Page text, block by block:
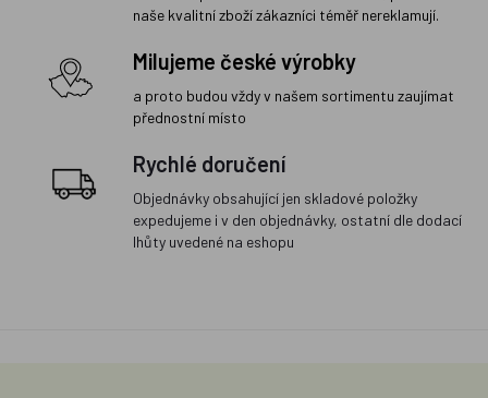
naše kvalitní zboží zákazníci téměř nereklamují.
Milujeme české výrobky
a proto budou vždy v našem sortimentu zaujímat
přednostní místo
Rychlé doručení
Objednávky obsahující jen skladové položky
expedujeme i v den objednávky, ostatní dle dodací
lhůty uvedené na eshopu